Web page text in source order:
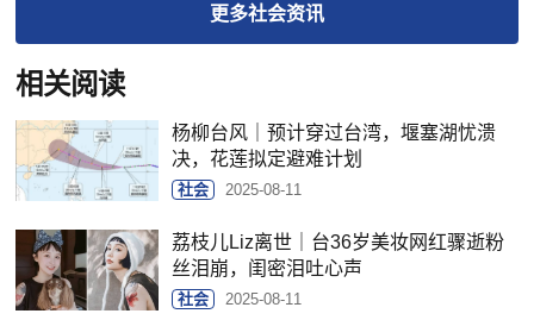
更多社会资讯
相关阅读
杨柳台风｜预计穿过台湾，堰塞湖忧溃
决，花莲拟定避难计划
社会 2025-08-11
荔枝儿Liz离世｜台36岁美妆网红骤逝粉
丝泪崩，闺密泪吐心声
社会 2025-08-11